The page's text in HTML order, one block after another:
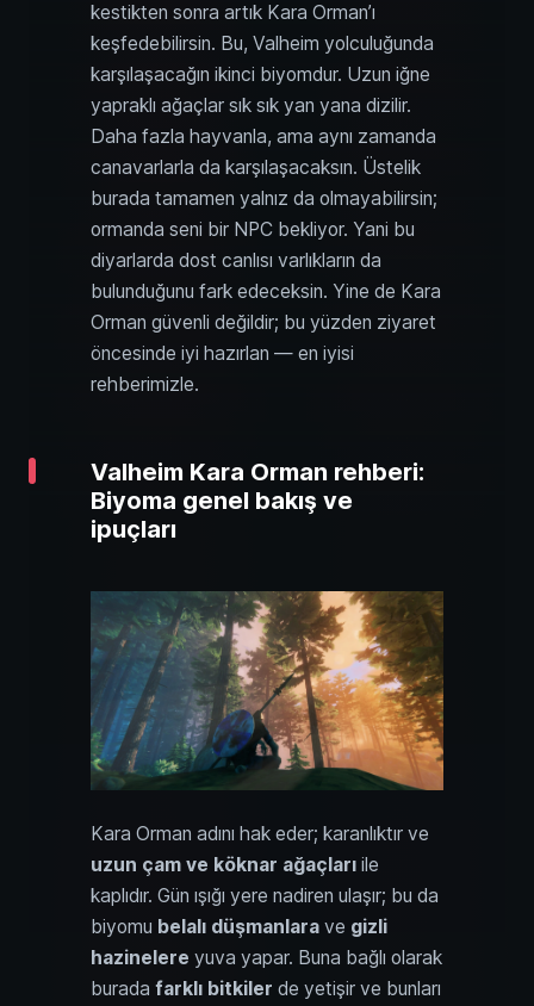
kestikten sonra artık Kara Orman’ı
keşfedebilirsin. Bu, Valheim yolculuğunda
karşılaşacağın ikinci biyomdur. Uzun iğne
yapraklı ağaçlar sık sık yan yana dizilir.
Daha fazla hayvanla, ama aynı zamanda
canavarlarla da karşılaşacaksın. Üstelik
burada tamamen yalnız da olmayabilirsin;
ormanda seni bir NPC bekliyor. Yani bu
diyarlarda dost canlısı varlıkların da
bulunduğunu fark edeceksin. Yine de Kara
Orman güvenli değildir; bu yüzden ziyaret
öncesinde iyi hazırlan — en iyisi
rehberimizle.
Valheim Kara Orman rehberi:
Biyoma genel bakış ve
ipuçları
Kara Orman adını hak eder; karanlıktır ve
uzun çam ve köknar ağaçları ile
kaplıdır. Gün ışığı yere nadiren ulaşır; bu da
biyomu belalı düşmanlara ve gizli
hazinelere yuva yapar. Buna bağlı olarak
burada farklı bitkiler de yetişir ve bunları